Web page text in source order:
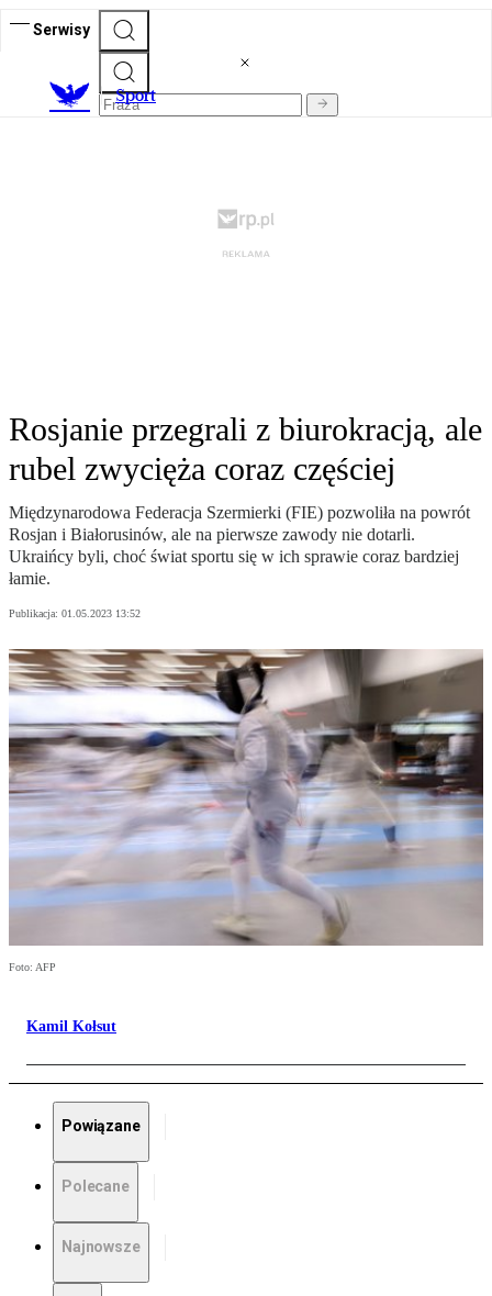
Serwisy
Sport
Rosjanie przegrali z biurokracją, ale
rubel zwycięża coraz częściej
Międzynarodowa Federacja Szermierki (FIE) pozwoliła na powrót
Rosjan i Białorusinów, ale na pierwsze zawody nie dotarli.
Ukraińcy byli, choć świat sportu się w ich sprawie coraz bardziej
łamie.
Publikacja: 01.05.2023 13:52
Foto: AFP
Kamil Kołsut
Powiązane
Polecane
Najnowsze